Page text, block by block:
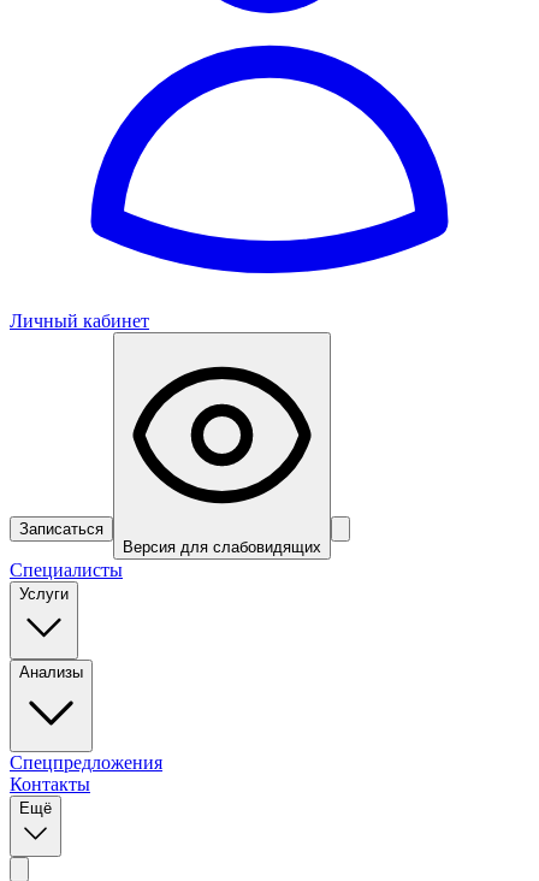
Личный кабинет
Записаться
Версия для слабовидящих
Специалисты
Услуги
Анализы
Спецпредложения
Контакты
Ещё